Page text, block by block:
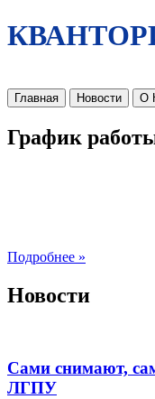
Главная Новости О
График
Подробнее »
Новости
Сами снимают,
ЛГПУ​